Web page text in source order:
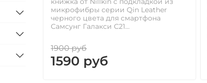
микрофибры серии Qin Leather
черного цвета для смартфона
Самсунг Галакси С21...
1900 руб
1590 руб